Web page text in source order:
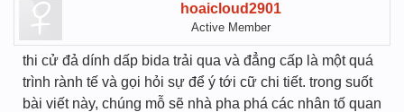
hoaicloud2901
Active Member
thi cử đả dính dấp bida trải qua và đẳng cấp là một quá
trình rành tế và gọi hỏi sự để ý tới cữ chi tiết. trong suốt
bài viết này, chúng mỗ sẽ nhà pha phá các nhân tố quan